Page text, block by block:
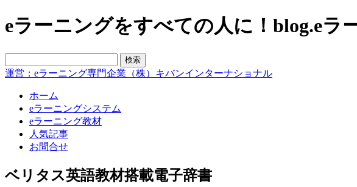
eラーニングをすべての人に！blog.eラ
運営：eラーニング専門企業（株）キバンインターナショナル
ホーム
eラーニングシステム
eラーニング教材
人気記事
お問合せ
ベリタス英語教材搭載電子辞書